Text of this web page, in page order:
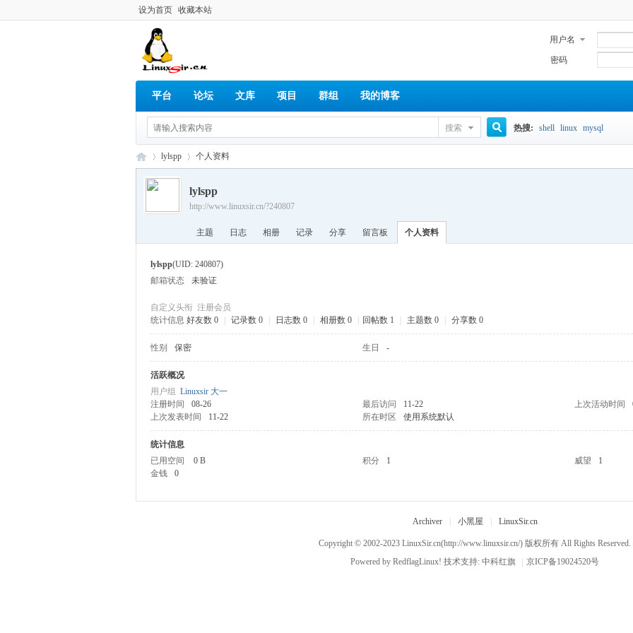
设为首页 收藏本站
用户名
密码
平台 论坛 文库 项目 群组 我的博客
搜索
搜
热搜: shell linux mysql
Sir.
lylspp 个人资料
lylspp
http://www.linuxsir.cn/?240807
主题 日志 相册 记录 分享 留言板 个人资料
lylspp(UID: 240807)
邮箱状态
未验证
自定义头衔 注册会员
统计信息 好友数 0 记录数 0 日志数 0 相册数 0 回帖数 1 主题数 0 分享数 0
性别 保密 生日 -
活跃概况
用户组 Linuxsir 大一
注册时间
08-26 最后访问 11-22 上次活动时间
上次发表时间
11-22 所在时区 使用系统默认
统计信息
已用空间
0 B 积分 1 威望
1
金钱
0
Archiver 小黑屋 LinuxSir.cn
Copyright © 2002-2023 LinuxSir.cn(http://www.linuxsir.cn/) 版权所有 All Rights Reserved.
Powered by RedflagLinux! 技术支持: 中科红旗 京ICP备19024520号